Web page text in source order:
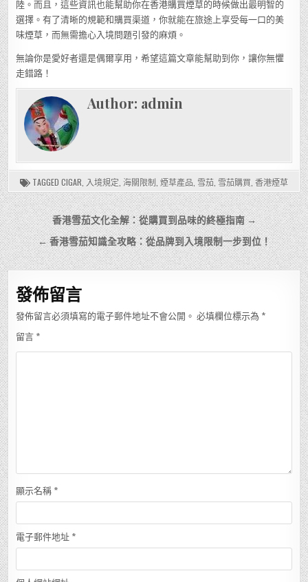
陸。而且，這些資訊也能幫助你在香港購買煙草的時候做出最明智的
選擇。有了清晰的規範和購買渠道，你就能在旅途上享受每一口的美
味煙草，而無需擔心入境問題引發的麻煩。
無論你是愛好者還是偶爾享用，希望這篇文章能幫助到你，讓你無懼
走錯路！
Author: admin
TAGGED CIGAR 入境規定 海關限制 煙草產品 雪茄 雪茄購買 香港煙草
文
章
導
覽
香港雪茄文化全解：從購買到品味的終極指南 →
← 香港雪茄知識全攻略：從品牌到入境限制一步到位！
發佈留言
發佈留言必須填寫的電子郵件地址不會公開。 必填欄位標示為 *
留言 *
顯示名稱 *
電子郵件地址 *